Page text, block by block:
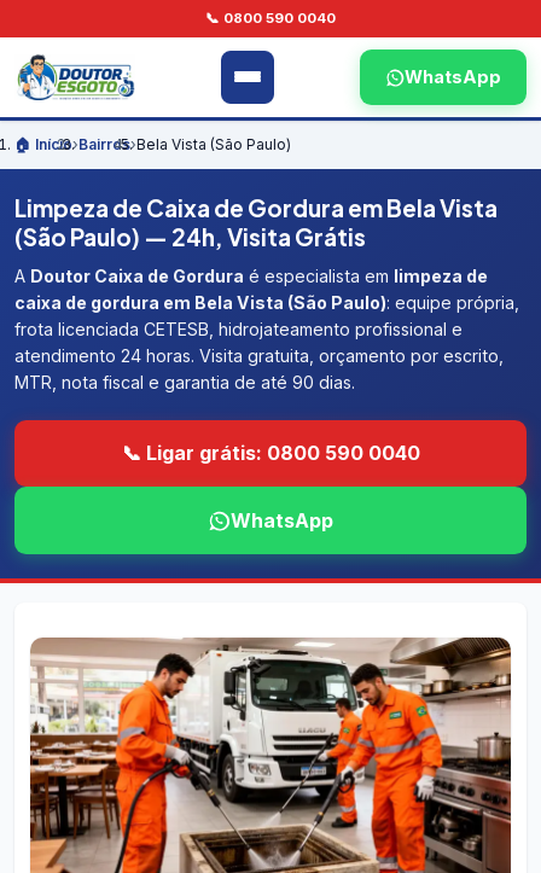
📞 0800 590 0040
WhatsApp
🏠 Início›Bairros›Bela Vista (São Paulo)
Limpeza de Caixa de Gordura em Bela Vista
(São Paulo) — 24h, Visita Grátis
A Doutor Caixa de Gordura é especialista em limpeza de
caixa de gordura em Bela Vista (São Paulo): equipe própria,
frota licenciada CETESB, hidrojateamento profissional e
atendimento 24 horas. Visita gratuita, orçamento por escrito,
MTR, nota fiscal e garantia de até 90 dias.
📞 Ligar grátis: 0800 590 0040
WhatsApp